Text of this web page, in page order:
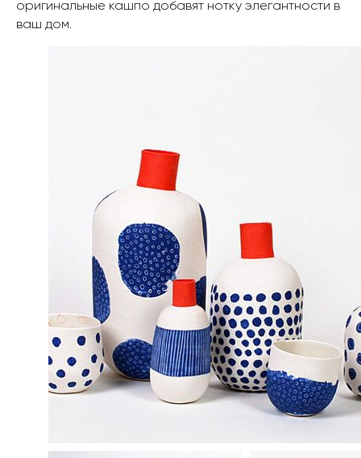
оригинальные кашпо добавят нотку элегантности в
ваш дом.